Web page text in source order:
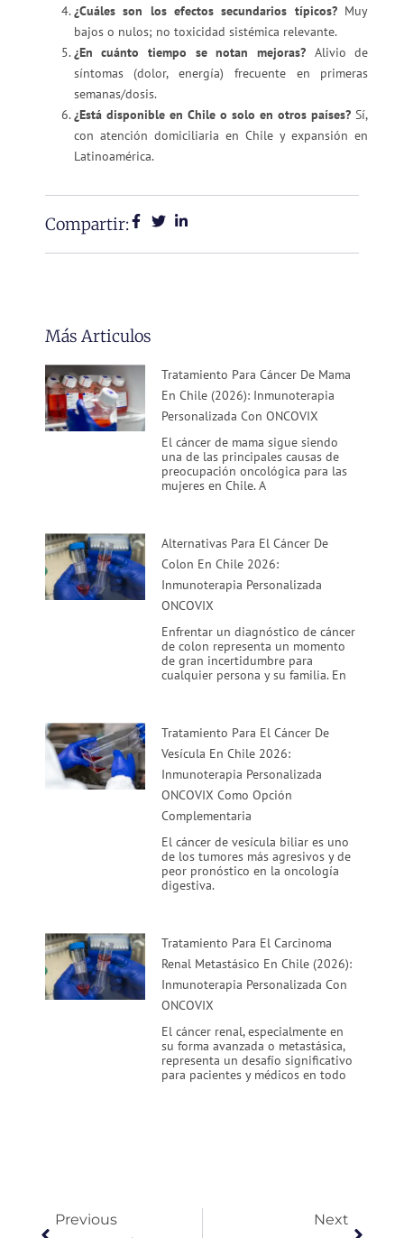
¿Cuáles son los efectos secundarios típicos?Muy
bajos o nulos; no toxicidad sistémica relevante.
¿En cuánto tiempo se notan mejoras? Alivio de
síntomas (dolor, energía) frecuente en primeras
semanas/dosis.
¿Está disponible en Chile o solo en otros países? Sí,
con atención domiciliaria en Chile y expansión en
Latinoamérica.
Compartir:
Más Articulos
Tratamiento Para Cáncer De Mama
En Chile (2026): Inmunoterapia
Personalizada Con ONCOVIX
El cáncer de mama sigue siendo
una de las principales causas de
preocupación oncológica para las
mujeres en Chile. A
Alternativas Para El Cáncer De
Colon En Chile 2026:
Inmunoterapia Personalizada
ONCOVIX
Enfrentar un diagnóstico de cáncer
de colon representa un momento
de gran incertidumbre para
cualquier persona y su familia. En
Tratamiento Para El Cáncer De
Vesícula En Chile 2026:
Inmunoterapia Personalizada
ONCOVIX Como Opción
Complementaria
El cáncer de vesícula biliar es uno
de los tumores más agresivos y de
peor pronóstico en la oncología
digestiva.
Tratamiento Para El Carcinoma
Renal Metastásico En Chile (2026):
Inmunoterapia Personalizada Con
ONCOVIX
El cáncer renal, especialmente en
su forma avanzada o metastásica,
representa un desafío significativo
para pacientes y médicos en todo
Previous Next